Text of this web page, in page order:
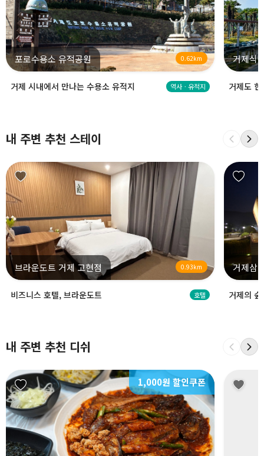
포로수용소 유적공원 0.62km
거제 시내에서 만나는 수용소 유적지 역사ㆍ유적지
거제식
거제도
내 주변 추천 스테이
브라운도트 거제 고현점 0.93km
비즈니스 호텔, 브라운도트 호텔
거제삼
거제의
내 주변 추천 디쉬
1,000원 할인쿠폰